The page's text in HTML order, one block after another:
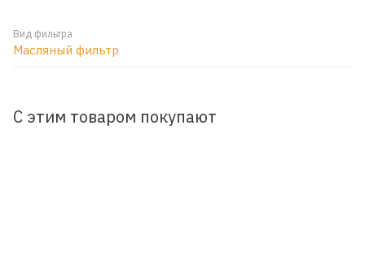
Вид фильтра
Масляный фильтр
С этим товаром покупают